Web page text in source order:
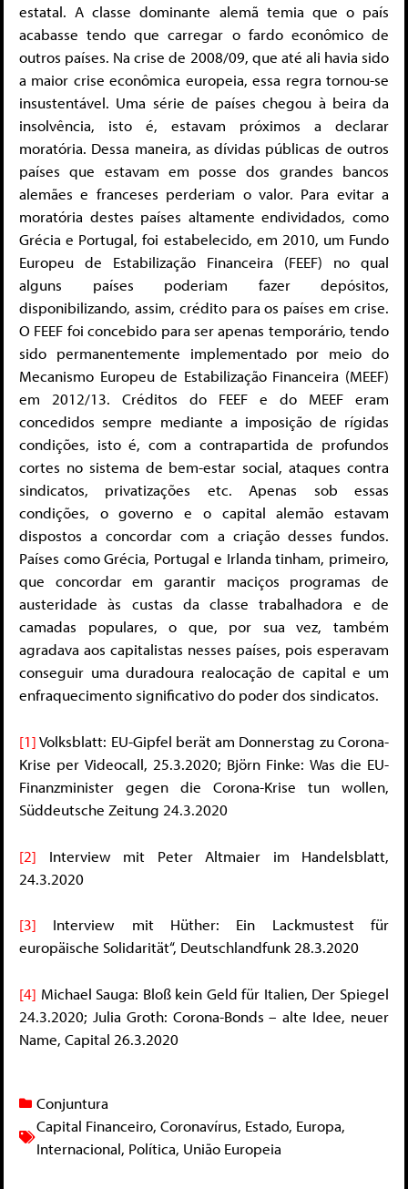
estatal. A classe dominante alemã temia que o país
acabasse tendo que carregar o fardo econômico de
outros países. Na crise de 2008/09, que até ali havia sido
a maior crise econômica europeia, essa regra tornou-se
insustentável. Uma série de países chegou à beira da
insolvência, isto é, estavam próximos a declarar
moratória. Dessa maneira, as dívidas públicas de outros
países que estavam em posse dos grandes bancos
alemães e franceses perderiam o valor. Para evitar a
moratória destes países altamente endividados, como
Grécia e Portugal, foi estabelecido, em 2010, um Fundo
Europeu de Estabilização Financeira (FEEF) no qual
alguns países poderiam fazer depósitos,
disponibilizando, assim, crédito para os países em crise.
O FEEF foi concebido para ser apenas temporário, tendo
sido permanentemente implementado por meio do
Mecanismo Europeu de Estabilização Financeira (MEEF)
em 2012/13. Créditos do FEEF e do MEEF eram
concedidos sempre mediante a imposição de rígidas
condições, isto é, com a contrapartida de profundos
cortes no sistema de bem-estar social, ataques contra
sindicatos, privatizações etc. Apenas sob essas
condições, o governo e o capital alemão estavam
dispostos a concordar com a criação desses fundos.
Países como Grécia, Portugal e Irlanda tinham, primeiro,
que concordar em garantir maciços programas de
austeridade às custas da classe trabalhadora e de
camadas populares, o que, por sua vez, também
agradava aos capitalistas nesses países, pois esperavam
conseguir uma duradoura realocação de capital e um
enfraquecimento significativo do poder dos sindicatos.
[1]Volksblatt: EU-Gipfel berät am Donnerstag zu Corona-
Krise per Videocall, 25.3.2020; Björn Finke: Was die EU-
Finanzminister gegen die Corona-Krise tun wollen,
Süddeutsche Zeitung 24.3.2020
[2] Interview mit Peter Altmaier im Handelsblatt,
24.3.2020
[3] Interview mit Hüther: Ein Lackmustest für
europäische Solidarität“, Deutschlandfunk 28.3.2020
[4] Michael Sauga: Bloß kein Geld für Italien, Der Spiegel
24.3.2020; Julia Groth: Corona-Bonds – alte Idee, neuer
Name, Capital 26.3.2020
Conjuntura
Capital Financeiro, Coronavírus, Estado, Europa,
Internacional, Política, União Europeia